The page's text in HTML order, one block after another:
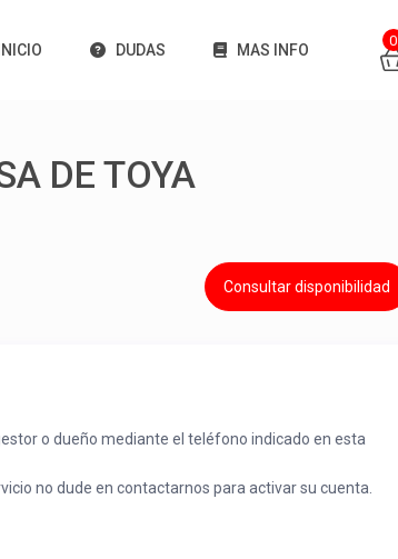
INICIO DUDAS MAS INFO
0
DE TOYA
Consultar disponibilidad
o dueño mediante el teléfono indicado en esta
no dude en contactarnos para activar su cuenta.